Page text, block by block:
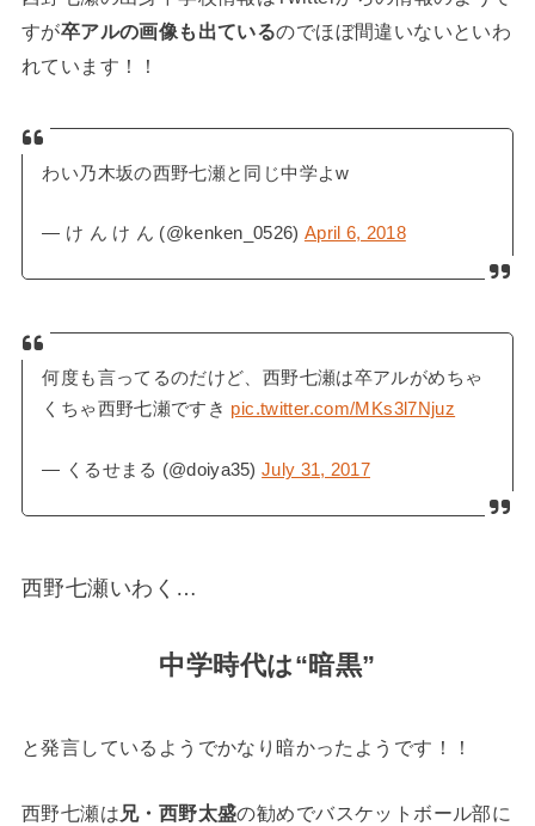
すが卒アルの画像も出ているのでほぼ間違いないといわ
れています！！
わい乃木坂の西野七瀬と同じ中学よw
— け ん け ん (@kenken_0526) April 6, 2018
何度も言ってるのだけど、西野七瀬は卒アルがめちゃ
くちゃ西野七瀬ですき pic.twitter.com/MKs3l7Njuz
— くるせまる (@doiya35)July 31, 2017
西野七瀬いわく…
中学時代は“暗黒”
と発言しているようでかなり暗かったようです！！
西野七瀬は 兄・西野太盛の勧めでバスケットボール部に